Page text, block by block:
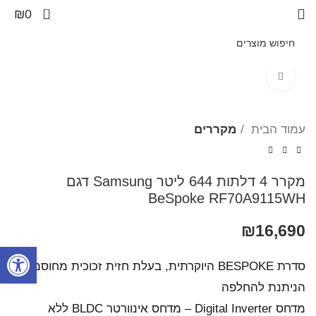
0
₪0
עמוד הבית מקררים
מקרר 4 דלתות 644 ליטר Samsung דגם
BeSpoke RF70A9115WH
₪16,690
סדרת BESPOKE היוקרתית, בעלת חזית זכוכית מחוסמת
הניתנת להחלפה
מדחס Digital Inverter – מדחס אינוורטר BLDC ללא
פתח